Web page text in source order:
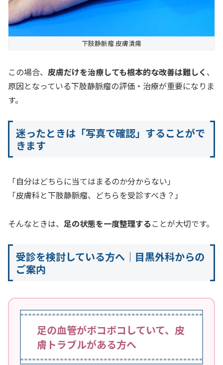
下肢静脈瘤 皮膚潰瘍
この場合、 皮膚だけを治療しても根本的な改善は難しく 、
原因となっている下肢静脈瘤の評価・治療が重要になりま
す。
迷ったときは「写真で確認」することがで
きます
「自分はどちらに当てはまるのか分からない」
「皮膚科と下肢静脈瘤、どちらを受診すべき？」
そんなときは、 足の状態を一度整理する ことが大切です。
受診を検討している方へ｜目黒外科からの
ご案内
足の血管がボコボコしていて、皮
膚トラブルがある方へ